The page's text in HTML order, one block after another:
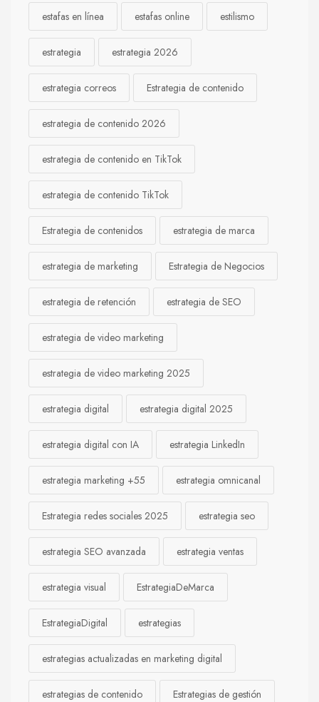
estafas en línea estafas online estilismo
estrategia estrategia 2026
estrategia correos Estrategia de contenido
estrategia de contenido 2026
estrategia de contenido en TikTok
estrategia de contenido TikTok
Estrategia de contenidos estrategia de marca
estrategia de marketing Estrategia de Negocios
estrategia de retención estrategia de SEO
estrategia de video marketing
estrategia de video marketing 2025
estrategia digital estrategia digital 2025
estrategia digital con IA estrategia LinkedIn
estrategia marketing +55 estrategia omnicanal
Estrategia redes sociales 2025 estrategia seo
estrategia SEO avanzada estrategia ventas
estrategia visual EstrategiaDeMarca
EstrategiaDigital estrategias
estrategias actualizadas en marketing digital
estrategias de contenido Estrategias de gestión